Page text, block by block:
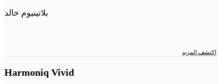
بلاتينيوم خالد
اكتشف المزيد
Harmoniq Vivid